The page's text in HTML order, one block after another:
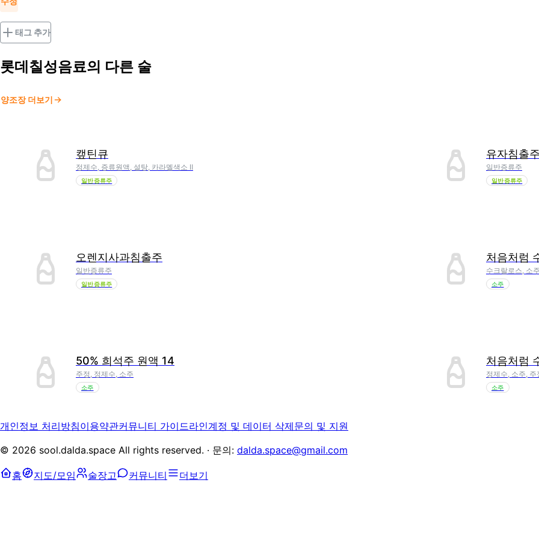
태그 추가
롯데칠성음료의 다른 술
양조장 더보기
캪틴큐
정제수, 증류원액, 설탕, 카라멜색소 Ⅱ
일반증류주
유자침출주
일반증류주
일반증류주
오렌지사과침출주
일반증류주
일반증류주
처음처럼
수크랄로스, 소
소주
50% 희석주 원액 14
주정, 정제수, 소주
소주
처음처럼
정제수, 소주,
소주
개인정보 처리방침이용약관커뮤니티 가이드라인계정 및 데이터 삭제문의 및 지원
© 2026 sool.dalda.space All rights reserved. · 문의: dalda.space@gmail.com
홈 지도/모임 술장고 커뮤니티 더보기